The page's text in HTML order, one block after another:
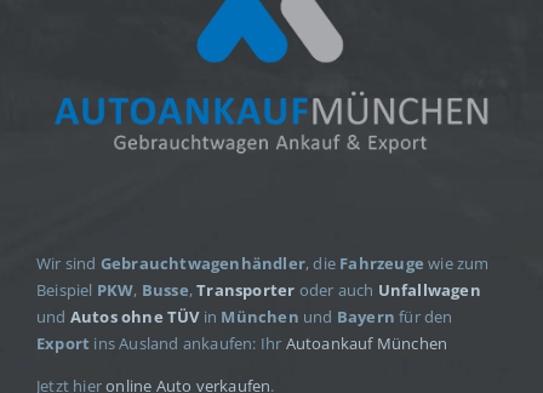
Wir sind Gebrauchtwagenhändler, die Fahrzeuge wie zum
Beispiel PKW, Busse,Transporter oder auch Unfallwagen
und Autos ohne TÜVin München und Bayernfür den
Export ins Ausland ankaufen: Ihr Autoankauf München
Jetzt hieronline Auto verkaufen.